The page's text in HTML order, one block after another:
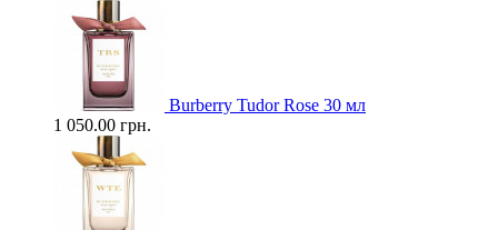
Burberry Tudor Rose 30 мл
1 050.00 грн.